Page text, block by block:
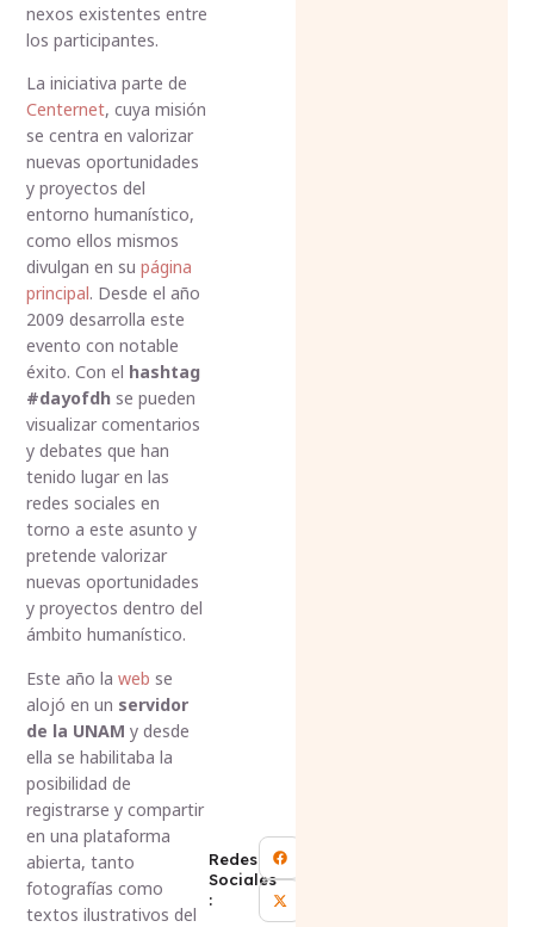
nexos existentes entre
los participantes.
La iniciativa parte de
Centernet, cuya misión
se centra en valorizar
nuevas oportunidades
y proyectos del
entorno humanístico,
como ellos mismos
divulgan en supágina
principal. Desde el año
2009 desarrolla este
evento con notable
éxito. Con el hashtag
#dayofdh se pueden
visualizar comentarios
y debates que han
tenido lugar en las
redes sociales en
torno a este asunto y
pretende valorizar
nuevas oportunidades
y proyectos dentro del
ámbito humanístico.
Este año laweb se
alojó en un servidor
de la UNAM y desde
ella se habilitaba la
posibilidad de
registrarse y compartir
en una plataforma
abierta, tanto
fotografías como
textos ilustrativos del
Redes
Sociales
: